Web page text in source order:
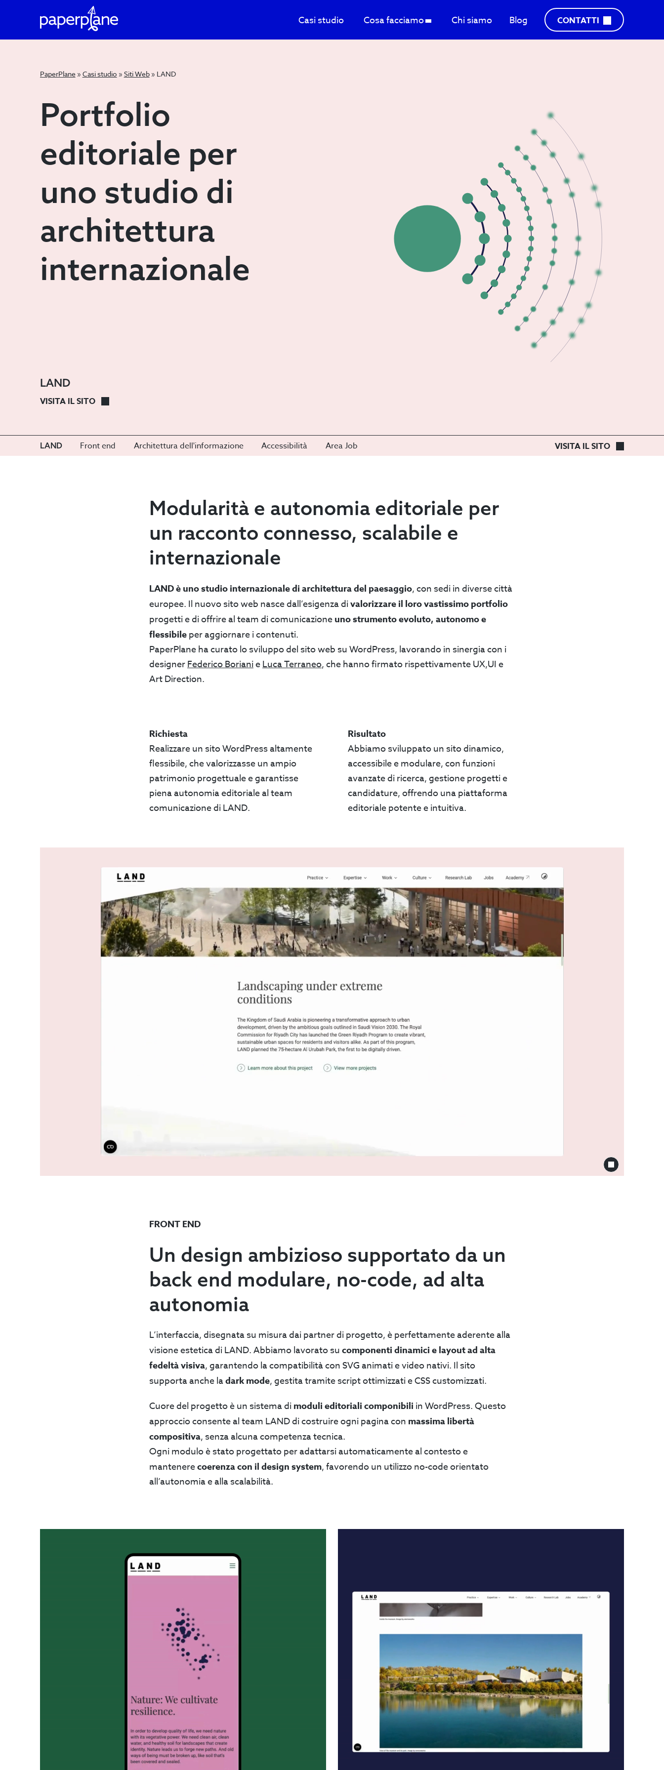
Casi studio Cosa facciamo Chi siamo Blog CONTATTI
PaperPlane» Casi studio » Siti Web» LAND
Portfolio
editoriale
per
uno
studio
internazionale
Portfolio
editoriale per
uno studio di
architettura
internazionale
LAND
LAND
VISITA IL SITO LAND
CLIENTE:
LAND
Vai
Front end
Vai
Architettura dell'informazione
Vai
Accessibilità
Vai
Area Job VISITA IL SITO LAND
Modularità e autonomia editoriale per
un racconto connesso, scalabile e
internazionale
LAND è uno studio internazionale di architettura del paesaggio, con sedi in diverse città
europee. Il nuovo sito web nasce dall’esigenza divalorizzare il loro vastissimo portfolio
progetti e di offrire al team di comunicazioneuno strumento evoluto, autonomo e
flessibileper aggiornare i contenuti.
PaperPlane ha curato lo sviluppo del sito web su WordPress, lavorando in sinergia con i
designerFederico BorianieLuca Terraneo, che hanno firmato rispettivamente UX,UI e
Art Direction.
Richiesta
Realizzare un sito WordPress altamente
flessibile, che valorizzasse un ampio
patrimonio progettuale e garantisse
piena autonomia editoriale al team
comunicazione di LAND.
Risultato
Abbiamo sviluppato un sito dinamico,
accessibile e modulare, con funzioni
avanzate di ricerca, gestione progetti e
candidature, offrendo una piattaforma
editoriale potente e intuitiva.
FRONT END
Un design ambizioso supportato da un
back end modulare, no-code, ad alta
autonomia
L’interfaccia, disegnata su misura dai partner di progetto, è perfettamente aderente alla
visione estetica di LAND. Abbiamo lavorato sucomponenti dinamici e layout ad alta
fedeltà visiva, garantendo la compatibilità con SVG animati e video nativi. Il sito
supporta anche ladark mode, gestita tramite script ottimizzati e CSS customizzati.
Cuore del progetto è un sistema dimoduli editoriali componibili in WordPress. Questo
approccio consente al team LAND di costruire ogni pagina con massima libertà
compositiva, senza alcuna competenza tecnica.
Ogni modulo è stato progettato per adattarsi automaticamente al contesto e
mantenerecoerenza con il design system, favorendo un utilizzo no-code orientato
all’autonomia e alla scalabilità.